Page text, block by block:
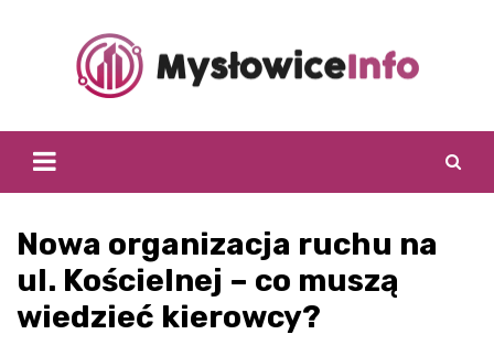
Nowa organizacja ruchu na
ul. Kościelnej – co muszą
wiedzieć kierowcy?